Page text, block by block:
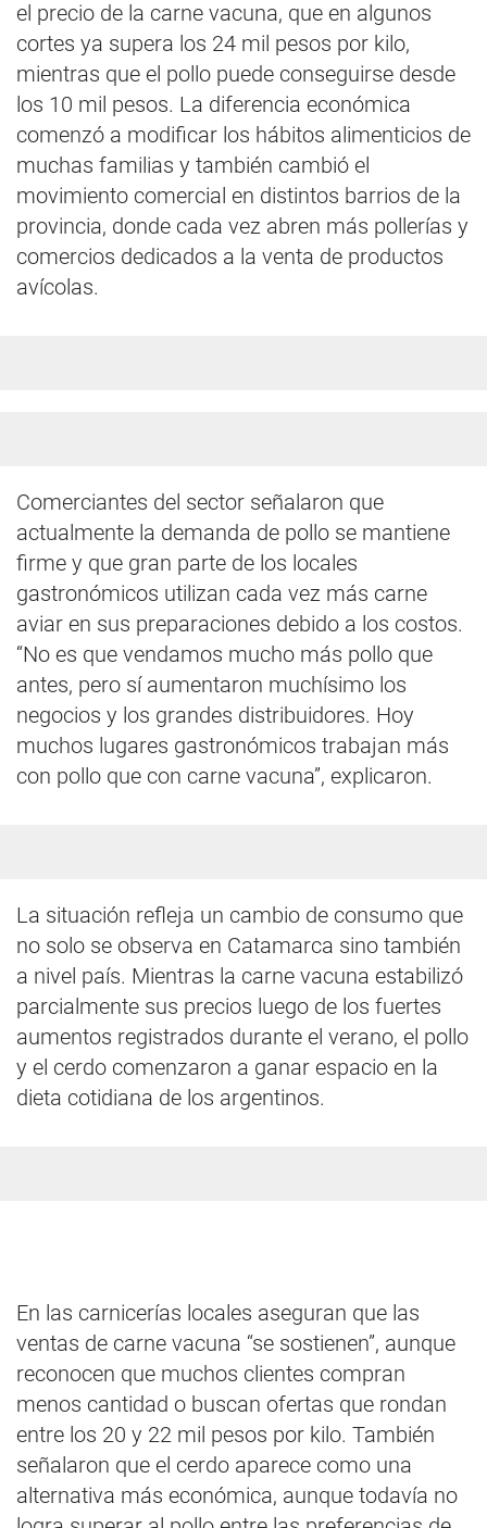
el precio de la carne vacuna, que en algunos
cortes ya supera los 24 mil pesos por kilo,
mientras que el pollo puede conseguirse desde
los 10 mil pesos. La diferencia económica
comenzó a modificar los hábitos alimenticios de
muchas familias y también cambió el
movimiento comercial en distintos barrios de la
provincia, donde cada vez abren más pollerías y
comercios dedicados a la venta de productos
avícolas.
Comerciantes del sector señalaron que
actualmente la demanda de pollo se mantiene
firme y que gran parte de los locales
gastronómicos utilizan cada vez más carne
aviar en sus preparaciones debido a los costos.
“No es que vendamos mucho más pollo que
antes, pero sí aumentaron muchísimo los
negocios y los grandes distribuidores. Hoy
muchos lugares gastronómicos trabajan más
con pollo que con carne vacuna”, explicaron.
La situación refleja un cambio de consumo que
no solo se observa en Catamarca sino también
a nivel país. Mientras la carne vacuna estabilizó
parcialmente sus precios luego de los fuertes
aumentos registrados durante el verano, el pollo
y el cerdo comenzaron a ganar espacio en la
dieta cotidiana de los argentinos.
En las carnicerías locales aseguran que las
ventas de carne vacuna “se sostienen”, aunque
reconocen que muchos clientes compran
menos cantidad o buscan ofertas que rondan
entre los 20 y 22 mil pesos por kilo. También
señalaron que el cerdo aparece como una
alternativa más económica, aunque todavía no